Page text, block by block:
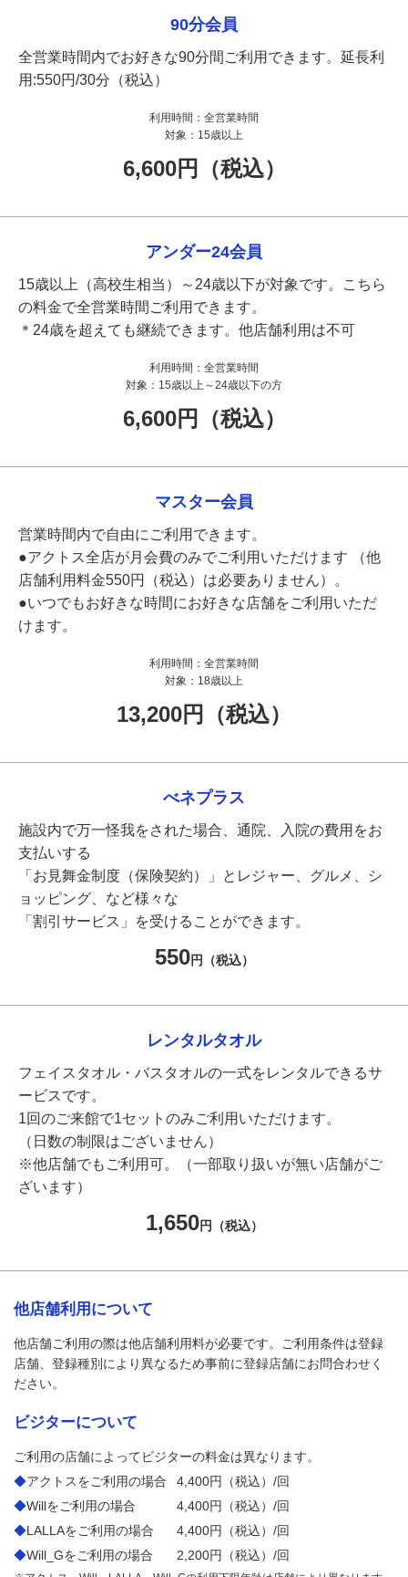
90分会員
全営業時間内でお好きな90分間ご利用できます。延長利
用:550円/30分（税込）
利用時間： 全営業時間
対象： 15歳以上
6,600円（税込）
アンダー24会員
15歳以上（高校生相当）～24歳以下が対象です。こちら
の料金で全営業時間ご利用できます。
＊24歳を超えても継続できます。他店舗利用は不可
利用時間： 全営業時間
対象： 15歳以上～24歳以下の方
6,600円（税込）
マスター会員
営業時間内で自由にご利用できます。
●アクトス全店が月会費のみでご利用いただけます （他
店舗利用料金550円（税込）は必要ありません）。
●いつでもお好きな時間にお好きな店舗をご利用いただ
けます。
利用時間： 全営業時間
対象： 18歳以上
13,200円（税込）
べネプラス
施設内で万一怪我をされた場合、通院、入院の費用をお
支払いする
「お見舞金制度（保険契約）」とレジャー、グルメ、シ
ョッピング、など様々な
「割引サービス」を受けることができます。
550円（税込）
レンタルタオル
フェイスタオル・バスタオルの一式をレンタルできるサ
ービスです。
1回のご来館で1セットのみご利用いただけます。
（日数の制限はございません）
※他店舗でもご利用可。（一部取り扱いが無い店舗がご
ざいます）
1,650円（税込）
他店舗利用について
他店舗ご利用の際は他店舗利用料が必要です。ご利用条件は登録
店舗、登録種別により異なるため事前に登録店舗にお問合わせく
ださい。
ビジターについて
ご利用の店舗によってビジターの料金は異なります。
◆アクトスをご利用の場合
4,400円（税込）/回
◆Willをご利用の場合
4,400円（税込）/回
◆LALLAをご利用の場合
4,400円（税込）/回
◆Will_Gをご利用の場合 2,200円（税込）/回